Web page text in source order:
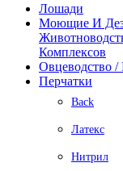
Лошади
Моющие И
Комплексов
Овцеводство /
Перчатки
Back
Латекс
Нитрил